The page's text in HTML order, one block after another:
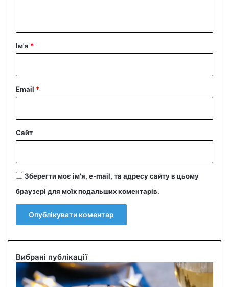
рІм'я *
Email *
Сайт
Зберегти моє ім'я, e-mail, та адресу сайту в цьому
браузері для моїх подальших коментарів.
Вибрані публікації
С
м